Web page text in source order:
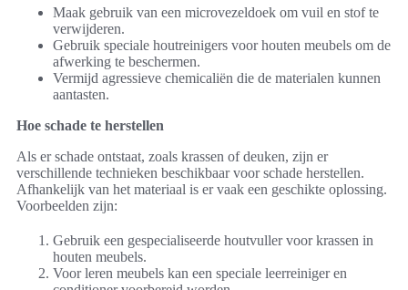
Maak gebruik van een microvezeldoek om vuil en stof te
verwijderen.
Gebruik speciale houtreinigers voor houten meubels om de
afwerking te beschermen.
Vermijd agressieve chemicaliën die de materialen kunnen
aantasten.
Hoe schade te herstellen
Als er schade ontstaat, zoals krassen of deuken, zijn er
verschillende technieken beschikbaar voor schade herstellen.
Afhankelijk van het materiaal is er vaak een geschikte oplossing.
Voorbeelden zijn:
Gebruik een gespecialiseerde houtvuller voor krassen in
houten meubels.
Voor leren meubels kan een speciale leerreiniger en